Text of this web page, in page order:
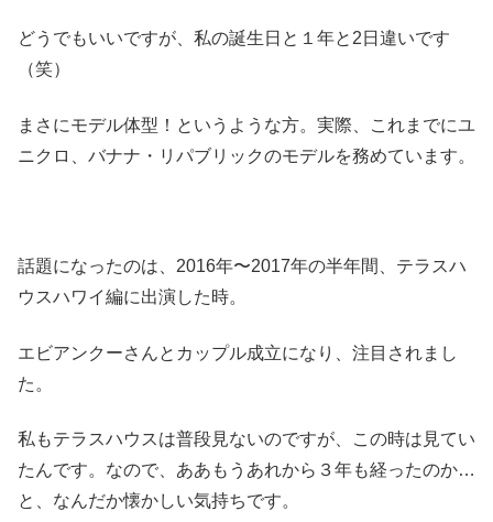
どうでもいいですが、私の誕生日と１年と2日違いです
（笑）
まさにモデル体型！というような方。実際、これまでにユ
ニクロ、バナナ・リパブリックのモデルを務めています。
話題になったのは、2016年〜2017年の半年間、テラスハ
ウスハワイ編に出演した時。
エビアンクーさんとカップル成立になり、注目されまし
た。
私もテラスハウスは普段見ないのですが、この時は見てい
たんです。なので、ああもうあれから３年も経ったのか…
と、なんだか懐かしい気持ちです。